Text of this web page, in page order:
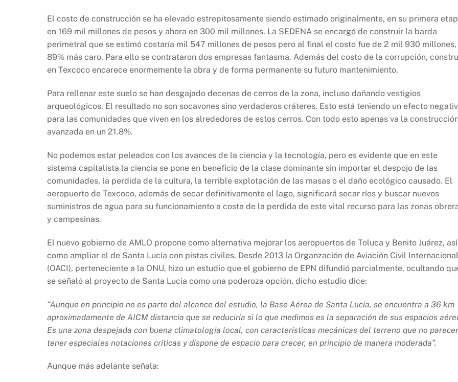
El costo de construcción se ha elevado estrepitosamente siendo estimado originalmente, en su primera
en 169 mil millones de pesos y ahora en 300 mil millones. La SEDENA se encargó de construir la barda
perimetral que se estimó costaría mil 547 millones de pesos pero al final el costo fue de 2 mil 930 millones,
89% más caro. Para ello se contrataron dos empresas fantasma. Además del costo de la corrupción,
en Texcoco encarece enormemente la obra y de forma permanente su futuro mantenimiento.
Para rellenar este suelo se han desgajado decenas de cerros de la zona, incluso dañando vestigios
arqueológicos. El resultado no son socavones sino verdaderos cráteres. Esto está teniendo un efecto
para las comunidades que viven en los alrededores de estos cerros. Con todo esto apenas va la construcción
avanzada en un 21.8%.
No podemos estar peleados con los avances de la ciencia y la tecnología, pero es evidente que en este
sistema capitalista la ciencia se pone en beneficio de la clase dominante sin importar el despojo de las
comunidades, la perdida de la cultura, la terrible explotación de las masas o el daño ecológico causado. El
aeropuerto de Texcoco, además de secar definitivamente el lago, significará secar ríos y buscar nuevos
suministros de agua para su funcionamiento a costa de la perdida de este vital recurso para las zonas
y campesinas.
El nuevo gobierno de AMLO propone como alternativa mejorar los aeropuertos de Toluca y Benito Juárez, así
como ampliar el de Santa Lucía con pistas civiles. Desde 2013 la Organzación de Aviación Civil Internacional
(OACI), perteneciente a la ONU, hizo un estudio que el gobierno de EPN difundió parcialmente, ocultando
se señaló al proyecto de Santa Lucia como una poderoza opción, dicho estudio dice:
“Aunque en principio no es parte del alcance del estudio, la Base Aérea de Santa Lucía, se encuentra a 36 km
aproximadamente de AICM distancia que se reduciría si lo que medimos es la separación de sus espacios
Es una zona despejada con buena climatología local, con características mecánicas del terreno que no
tener especiales notaciones críticas y dispone de espacio para crecer, en principio de manera moderada”.
Aunque más adelante señala: